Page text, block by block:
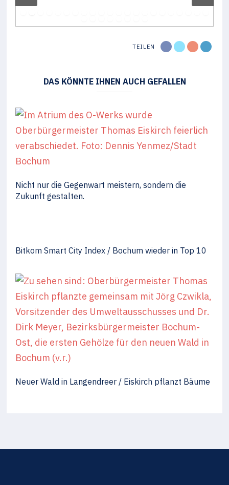
TEILEN
DAS KÖNNTE IHNEN AUCH GEFALLEN
Nicht nur die Gegenwart meistern, sondern die
Zukunft gestalten.
Bitkom Smart City Index / Bochum wieder in Top 10
Neuer Wald in Langendreer / Eiskirch pflanzt Bäume